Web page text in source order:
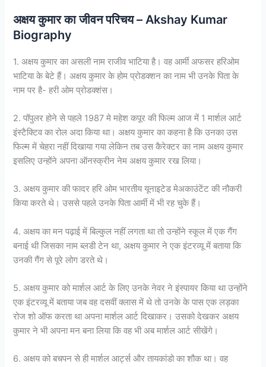
अक्षय कुमार का जीवन परिचय – Akshay Kumar
Biography
1. अक्षय कुमार का असली नाम राजीव भाटिया है। वह आर्मी अफसर हरिओम
भाटिया के बेटे हैं। अक्षय कुमार के होम प्रोडक्शन का नाम भी उनके पिता के
नाम पर है- हरी ओम प्रोडक्शंस।
2. पॉपुलर होने से पहले 1987 मे महेश कपूर की फिल्म आज में 1 मार्शल आर्ट
इंस्टैक्टिव का रोल अदा किया था। अक्षय कुमार का कहना है कि उनका उस
फिल्म में चेहरा नहीं दिखाया गया लेकिन तब उस कैरेक्टर का नाम अक्षय कुमार
इसलिए उन्होंने अपना ऑनस्क्रीन नेम अक्षय कुमार रख लिया।
3. अक्षय कुमार की फादर हरि ओम भारतीय यूनाइटेड मेअकाउंटेंट की नौकरी
किया करते थे। उससे पहले उनके पिता आर्मी में भी रह चुके हैं।
4. अक्षय का मन पढ़ाई में बिल्कुल नहीं लगता था तो उन्होंने स्कूल में एक गैंग
बनाई थी जिसका नाम ब्लडी टेन था, अक्षय कुमार ने एक इंटरव्यू में बताया कि
उनकी गैंग से पूरे लोग डरते थे।
5. अक्षय कुमार को मार्शल आर्ट के लिए उनके नेवर ने इंस्पायर किया था उन्होंने
एक इंटरव्यू में बताया जब वह दसवीं क्लास में थे तो उनके के पास एक लड़का
रोज शो ऑफ करता था अपना मार्शल आर्ट दिखाकर। उसको देखकर अक्षय
कुमार ने भी अपना मन बना लिया कि वह भी अब मार्शल आर्ट सीखेंगे।
6. अक्षय को बचपन से ही मार्शल आर्ट्स और तायकांडो का शौक था। वह